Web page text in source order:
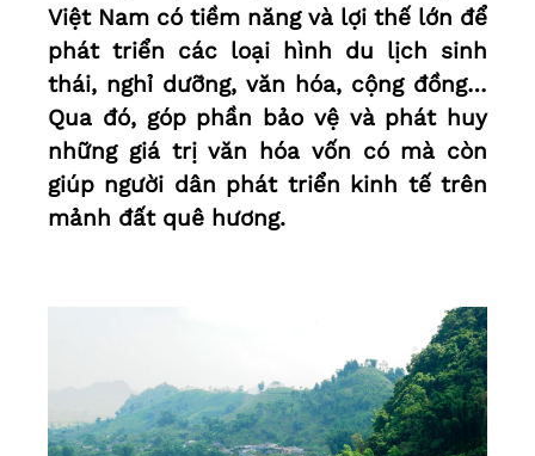
Việt Nam có tiềm năng và lợi thế lớn để
phát triển các loại hình du lịch sinh
thái, nghỉ dưỡng, văn hóa, cộng đồng…
Qua đó, góp phần bảo vệ và phát huy
những giá trị văn hóa vốn có mà còn
giúp người dân phát triển kinh tế trên
mảnh đất quê hương.